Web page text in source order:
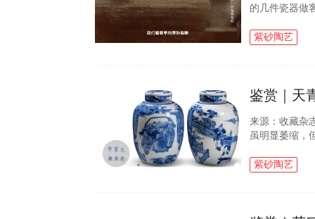
的几件瓷器
展 北京大
紫砂陶艺
鉴赏｜天
来源：收藏杂
虽明显萎缩，
作清代制瓷业
紫砂陶艺